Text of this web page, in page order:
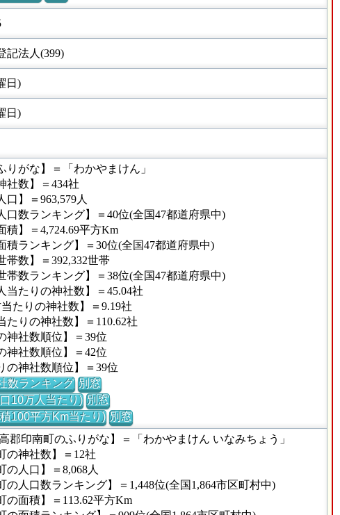
記法人(399)
日)
日)
りがな】＝「わかやまけん」
社数】＝434社
口】＝963,579人
口数ランキング】＝40位(全国47都道府県中)
積】＝4,724.69平方Km
積ランキング】＝30位(全国47都道府県中)
帯数】＝392,332世帯
帯数ランキング】＝38位(全国47都道府県中)
当たりの神社数】＝45.04社
当たりの神社数】＝9.19社
たりの神社数】＝110.62社
神社数順位】＝39位
神社数順位】＝42位
の神社数順位】＝39位
数ランキング 別窓
10万人当たり) 別窓
100平方Km当たり) 別窓
郡印南町のふりがな】＝「わかやまけん いなみちょう」
の神社数】＝12社
の人口】＝8,068人
の人口数ランキング】＝1,448位(全国1,864市区町村中)
の面積】＝113.62平方Km